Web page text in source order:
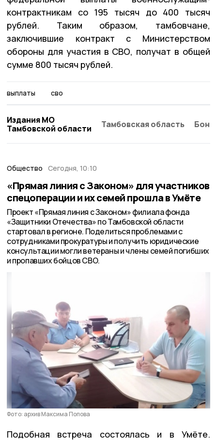
контрактникам со 195 тысяч до 400 тысяч
рублей. Таким образом, тамбовчане,
заключившие контракт с Министерством
обороны для участия в СВО, получат в общей
сумме 800 тысяч рублей.
выплаты сво
Издания МО
Тамбовской области
Тамбовская область
Общество Сегодня, 10:10
«Прямая линия с Законом» для участников
спецоперации и их семей прошла в Умёте
Проект «Прямая линия с Законом» филиала фонда
«Защитники Отечества» по Тамбовской области
стартовал в регионе. Поделиться проблемами с
сотрудниками прокуратуры и получить юридические
консультации могли ветераны и члены семей погибших
и пропавших бойцов СВО.
Фото: архив Максима Попова
Подобная встреча состоялась и в Умёте.